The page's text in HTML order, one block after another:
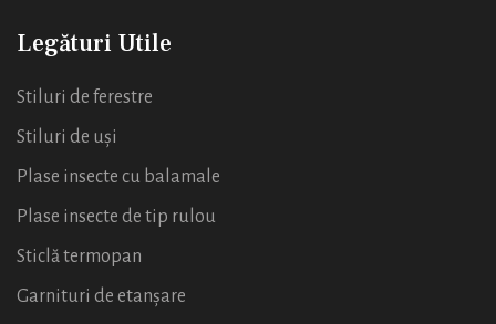
Legături Utile
Stiluri de ferestre
Stiluri de uși
Plase insecte cu balamale
Plase insecte de tip rulou
Sticlă termopan
Garnituri de etanșare